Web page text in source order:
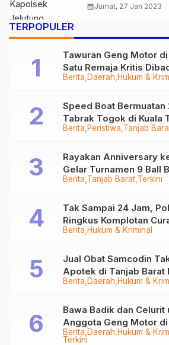
pada Jum’at Curhat
calendar_monthJumat, 27 Jan 2023
TERPOPULER
Berita Daerah Hukum &
Tawuran Geng Motor
Satu Remaja Kritis
Ditangkap
Berita Peristiwa Tanjab
Speed Boat Bermuatan
Tabrak Togok di Kuala
Sempat Hilang
Berita Tanjab Barat Terkini
Rayakan Anniversary
Gelar Turnamen 9 Ball
Juta
Berita Hukum & Kriminal
Tak Sampai 24 Jam,
Ringkus Komplotan
Tungkal
Berita Daerah Hukum &
Jual Obat Samcodin
Apotek di Tanjab Barat
Berita Daerah Hukum &
Terkini
Bawa Badik dan Celurit
Anggota Geng Motor
Diringkus